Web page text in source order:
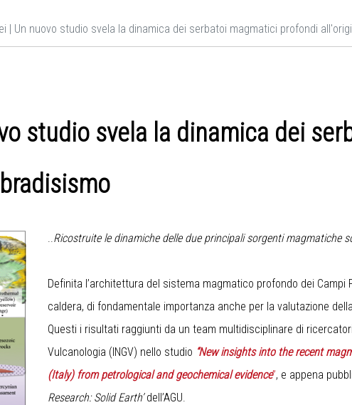
| Un nuovo studio svela la dinamica dei serbatoi magmatici profondi
studio svela la dinamica dei
..Ricostruite le dinamiche delle due principali sorgenti magmatiche
Definita l’architettura del sistema magmatico profondo dei Campi
caldera, di fondamentale importanza anche per la valutazione
Questi i risultati raggiunti da un team multidisciplinare di
Vulcanologia (INGV) nello studio “New insights into the recent
(Italy) from petrological and geochemical evidence”, e appena
Research: Solid Earth’dell’AGU.